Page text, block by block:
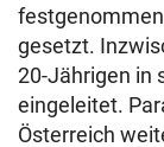
gesetzt.
20-Jährigen in
eingeleitet.
Österreich